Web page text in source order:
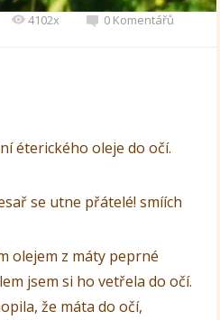
4102x 0 Komentářů
éterického oleje do očí.
se utne přátelé! smíích
olejem z máty peprné
jsem si ho vetřela do očí.
že máta do očí,